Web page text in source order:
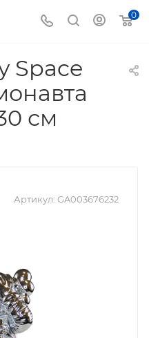
0
Space
см
Артикул: GA003676232